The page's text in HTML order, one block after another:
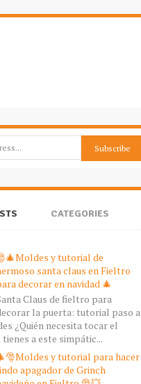
CATEGORIES
y tutorial de
santa claus en Fieltro
decorar en navidad 🎄
Claus de fieltro para
la puerta: tutorial paso a
¿Quién necesita tocar el
a este simpátic...
y tutorial para hacer
apagador de Grinch